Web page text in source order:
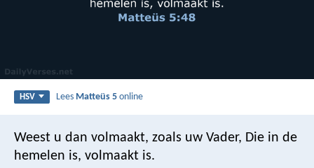
HSV Lees Matteüs 5 online
Weest u dan volmaakt, zoals uw Vader, Die in de
hemelen is, volmaakt is.